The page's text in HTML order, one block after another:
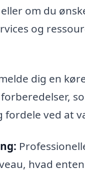
om du
og
dig en
ved at
hvad